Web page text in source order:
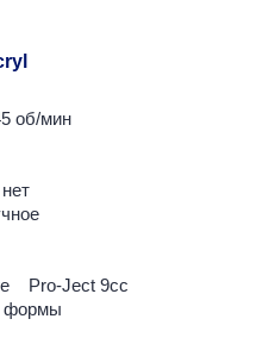
об/мин
Pro-Ject 9cc
формы